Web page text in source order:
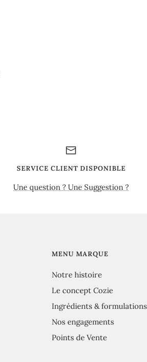
SERVICE CLIENT DISPONIBLE
Une question ? Une Suggestion ?
MENU MARQUE
Notre histoire
Le concept Cozie
Ingrédients & formulations
Nos engagements
Points de Vente